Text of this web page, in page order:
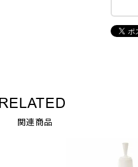
RELATED
関連商品